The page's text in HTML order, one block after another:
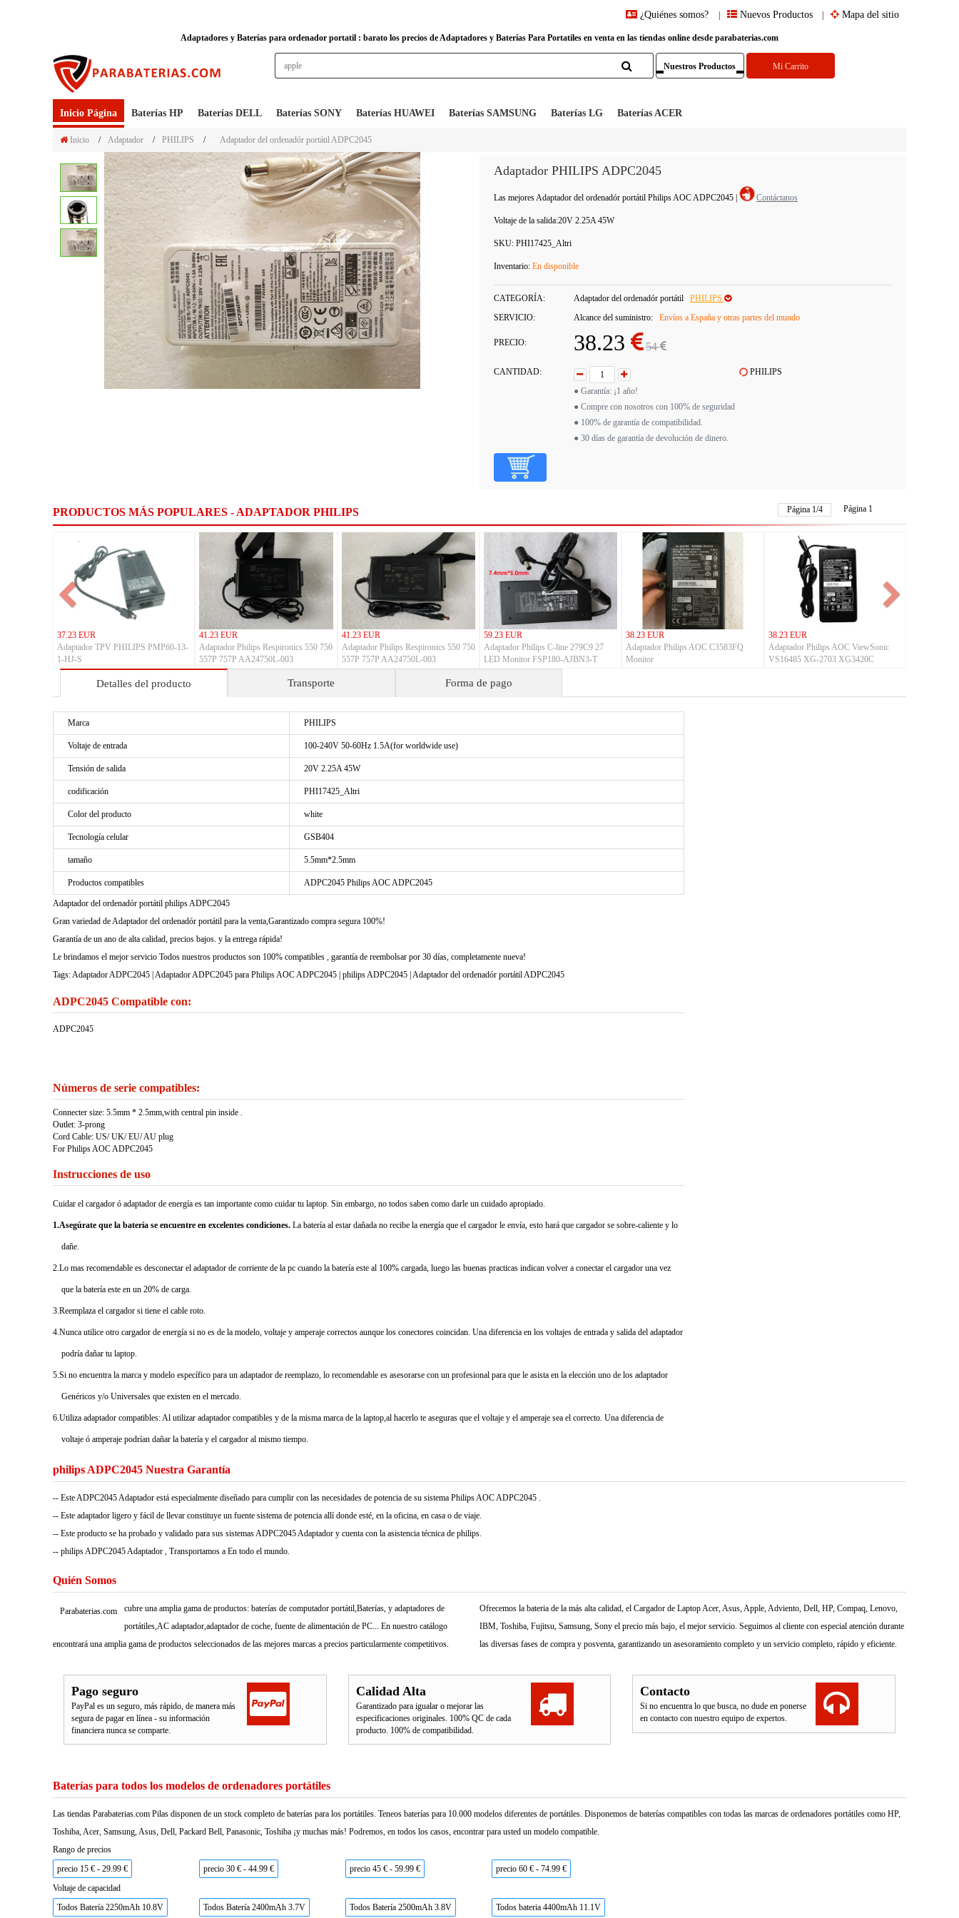
Mapa del sitio
Nuevos Productos
¿Quiénes somos?
Adaptadores y Baterías para ordenador portatil : barato los precios de Adaptadores y Baterías Para Portatiles en venta en las tiendas online desde parabaterias.com
Nuestros Productos Mi Carrito
Inicio Página Baterías HP Baterías DELL Baterías SONY Baterías HUAWEI Baterías SAMSUNG Baterías LG Baterías ACER
Inicio / Adaptador / PHILIPS / Adaptador del ordenadór portátil ADPC2045
Adaptador PHILIPS ADPC2045
Las mejores Adaptador del ordenadór portátil Philips AOC ADPC2045 Contáctanos
Voltaje de la salida:20V 2.25A 45W
SKU: PHI17425_Altri
Inventario: En disponible
CATEGORÍA: Adaptador del ordenadór portátil
PHILIPS
SERVICIO:
Alcance del suministro: Envíos a España y otras partes del mundo
PRECIO: 38.23 54
CANTIDAD:
PHILIPS
● Garantía: ¡1 año!
● Compre con nosotros con 100% de seguridad
● 100% de garantía de compatibilidad.
● 30 días de garantía de devolución de dinero.
PRODUCTOS MÁS POPULARES - ADAPTADOR PHILIPS Página 1/4 Página 1
37.23 EUR
Adaptador TPV PHILIPS PMP60-13-
1-HJ-S
41.23 EUR
Adaptador Philips Respironics 550 750
557P 757P AA24750L-003
41.23 EUR
Adaptador Philips Respironics 550 750
557P 757P AA24750L-003
59.23 EUR
Adaptador Philips C-line 279C9 27
LED Monitor FSP180-AJBN3-T
38.23 EUR
Adaptador Philips AOC C3583FQ
Monitor
38.23 EUR
Adaptador Philips AOC ViewSonic
VS16485 XG-2703 XG3420C
Detalles del producto Transporte Forma de pago
Marca PHILIPS
Voltaje de entrada 100-240V 50-60Hz 1.5A(for worldwide use)
Tensión de salida 20V 2.25A 45W
codificación PHI17425_Altri
Color del producto white
Tecnología celular GSB404
tamaño 5.5mm*2.5mm
Productos compatibles ADPC2045 Philips AOC ADPC2045
Adaptador del ordenadór portátil philips ADPC2045
Gran variedad de Adaptador del ordenadór portátil para la venta,Garantizado compra segura 100%!
Garantía de un ano de alta calidad, precios bajos. y la entrega rápida!
Le brindamos el mejor servicio Todos nuestros productos son 100% compatibles , garantía de reembolsar por 30 días, completamente nueva!
Tags: Adaptador ADPC2045 | Adaptador ADPC2045 para Philips AOC ADPC2045 | philips ADPC2045 | Adaptador del ordenadór portátil ADPC2045
ADPC2045 Compatible con:
ADPC2045
Números de serie compatibles:
Connecter size: 5.5mm * 2.5mm,with central pin inside .
Outlet: 3-prong
Cord Cable: US/ UK/ EU/ AU plug
For Philips AOC ADPC2045
Instrucciones de uso
Cuidar el cargador ó adaptador de energía es tan importante como cuidar tu laptop. Sin embargo, no todos saben como darle un cuidado apropiado.
1.Asegúrate que la batería se encuentre en excelentes condiciones. La batería al estar dañada no recibe la energía que el cargador le envía, esto hará que cargador se sobre-caliente y lo
dañe.
2.Lo mas recomendable es desconectar el adaptador de corriente de la pc cuando la batería este al 100% cargada, luego las buenas practicas indican volver a conectar el cargador una vez
que la batería este en un 20% de carga.
3.Reemplaza el cargador si tiene el cable roto.
4.Nunca utilice otro cargador de energía si no es de la modelo, voltaje y amperaje correctos aunque los conectores coincidan. Una diferencia en los voltajes de entrada y salida del adaptador
podría dañar tu laptop.
5.Si no encuentra la marca y modelo específico para un adaptador de reemplazo, lo recomendable es asesorarse con un profesional para que le asista en la elección uno de los adaptador
Genéricos y/o Universales que existen en el mercado.
6.Utiliza adaptador compatibles: Al utilizar adaptador compatibles y de la misma marca de la laptop,al hacerlo te aseguras que el voltaje y el amperaje sea el correcto. Una diferencia de
voltaje ó amperaje podrían dañar la batería y el cargador al mismo tiempo.
philips ADPC2045 Nuestra Garantía
-- Este ADPC2045 Adaptador está especialmente diseñado para cumplir con las necesidades de potencia de su sistema Philips AOC ADPC2045 .
-- Este adaptador ligero y fácil de llevar constituye un fuente sistema de potencia allí donde esté, en la oficina, en casa o de viaje.
-- Este producto se ha probado y validado para sus sistemas ADPC2045 Adaptador y cuenta con la asistencia técnica de philips.
-- philips ADPC2045 Adaptador , Transportamos a En todo el mundo.
Quién Somos
Parabaterias.com
cubre una amplia gama de productos: baterías de computador portátil,Baterías, y adaptadores de
portátiles,AC adaptador,adaptador de coche, fuente de alimentación de PC... En nuestro catálogo
encontrará una amplia gama de productos seleccionados de las mejores marcas a precios particularmente competitivos.
Ofrecemos la bateria de la más alta calidad, el Cargador de Laptop Acer, Asus, Apple, Adviento, Dell, HP, Compaq, Lenovo,
IBM, Toshiba, Fujitsu, Samsung, Sony el precio más bajo, el mejor servicio. Seguimos al cliente con especial atención durante
las diversas fases de compra y posventa, garantizando un asesoramiento completo y un servicio completo, rápido y eficiente.
Pago seguro
PayPal es un seguro, más rápido, de manera más
segura de pagar en línea - su información
financiera nunca se comparte.
Calidad Alta
Garantizado para igualar o mejorar las
especificaciones originales. 100% QC de cada
producto. 100% de compatibilidad.
Contacto
Si no encuentra lo que busca, no dude en ponerse
en contacto con nuestro equipo de expertos.
Baterías para todos los modelos de ordenadores portátiles
Las tiendas Parabaterias.com Pilas disponen de un stock completo de baterías para los portátiles. Teneos baterías para 10.000 modelos diferentes de portátiles. Disponemos de baterías compatibles con todas las marcas de ordenadores portátiles como HP,
Toshiba, Acer, Samsung, Asus, Dell, Packard Bell, Panasonic, Toshiba ¡y muchas más! Podremos, en todos los casos, encontrar para usted un modelo compatible.
Rango de precios
precio 15 € - 29.99 €
precio 30 € - 44.99 € precio 45 € - 59.99 €
precio 60 € - 74.99 €
Voltaje de capacidad
Todos Batería 2250mAh 10.8V
Todos Batería 2400mAh 3.7V Todos Batería 2500mAh 3.8V Todos bateria 4400mAh 11.1V